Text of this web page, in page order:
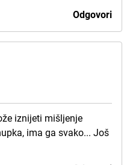
Odgovori
iznijeti mišljenje
ima ga svako... Još